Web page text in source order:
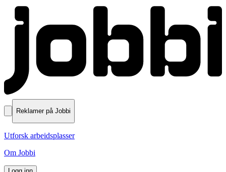
Reklamer på Jobbi
Utforsk arbeidsplasser
Om Jobbi